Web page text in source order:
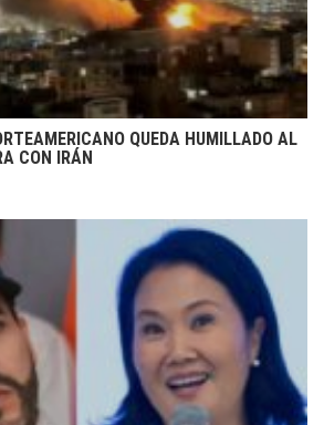
QUEDA HUMILLADO AL
CON IRÁN